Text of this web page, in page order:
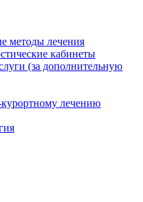
методы лечения
кабинеты
(за дополнительную
лечению